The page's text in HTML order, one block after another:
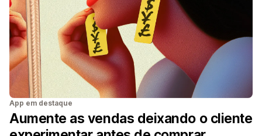
App em destaque
Aumente as vendas deixando o cliente